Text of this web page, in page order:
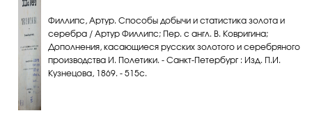
Филлипс, Артур. Способы добычи и статистика золота и
серебра / Артур Филлипс; Пер. с англ. В. Ковригина;
Дополнения, касающиеся русских золотого и серебряного
производства И. Полетики. - Санкт-Петербург : Изд. П.И.
Кузнецова, 1869. - 515с.